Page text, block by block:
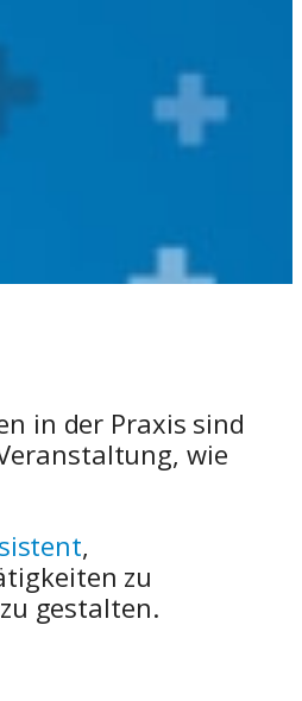
in der Praxis sind
wie
,
zu
gestalten.